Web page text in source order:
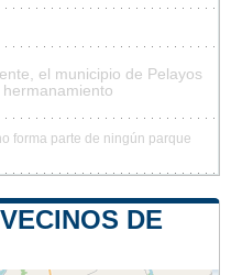
el municipio de Pelayos
hermanamiento
forma parte de ningún parque
DE